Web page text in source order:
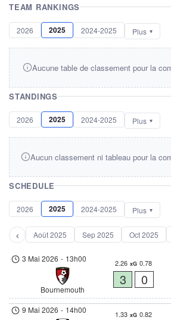
TEAM RANKINGS
2026 2025 2024-2025 Plus
Aucune table de classement pour la
STANDINGS
2026 2025 2024-2025 Plus
Aucun classement ni tableau pour la
SCHEDULE
2026 2025 2024-2025 Plus
‹ Août 2025 Sep 2025 Oct 2025
3 Mai 2026 - 13h00
Bournemouth
2.26 xG 0.78
3 0
9 Mai 2026 - 14h00 1.33 xG 0.82